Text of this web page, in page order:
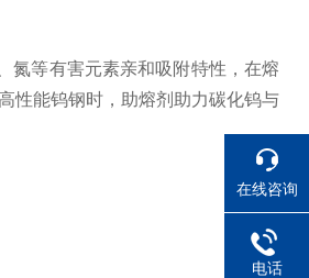
等有害元素亲和吸附特性，在熔
性能钨钢时，助熔剂助力碳化钨与
在线咨询
电话